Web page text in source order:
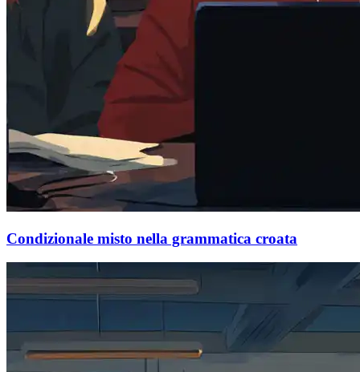
Condizionale misto nella grammatica croata